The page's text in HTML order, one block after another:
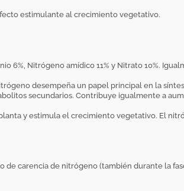
estimulante al crecimiento vegetativo.
6%, Nitrógeno amídico 11% y Nitrato 10%.
desempeña un papel principal en la
secundarios. Contribuye igualmente a
y estimula el crecimiento vegetativo. El
de carencia de nitrógeno (también durante la